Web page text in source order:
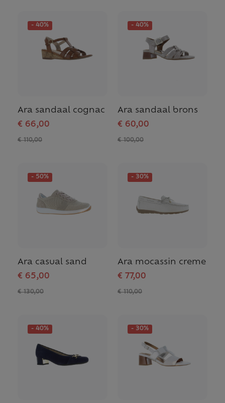
- 40%
Ara sandaal cognac
€ 66,00
€ 110,00
- 40%
Ara sandaal brons
€ 60,00
€ 100,00
- 50%
Ara casual sand
€ 65,00
€ 130,00
- 30%
Ara mocassin creme
€ 77,00
€ 110,00
- 40% - 30%